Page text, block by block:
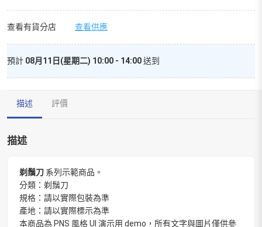
查看有貨分店 查看供應
預計 08月11日(星期二) 10:00 - 14:00送到
描述 評價
描述
剃鬚刀 系列示範商品。
分類：剃鬚刀
規格：請以實際包裝為準
產地：請以實際標示為準
本商品為 PNS 風格 UI 演示用 demo，所有文字與圖片僅供參